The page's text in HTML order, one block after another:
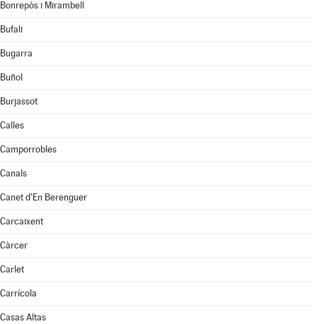
Bonrepòs i Mirambell
Bufali
Bugarra
Buñol
Burjassot
Calles
Camporrobles
Canals
Canet d'En Berenguer
Carcaixent
Càrcer
Carlet
Carrícola
Casas Altas